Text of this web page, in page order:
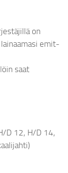
on
emit-
saat
D 12, H/D 14,